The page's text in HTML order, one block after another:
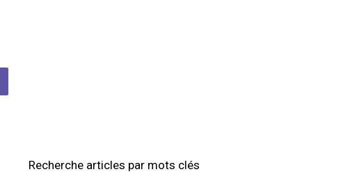
Recherche articles par mots clés